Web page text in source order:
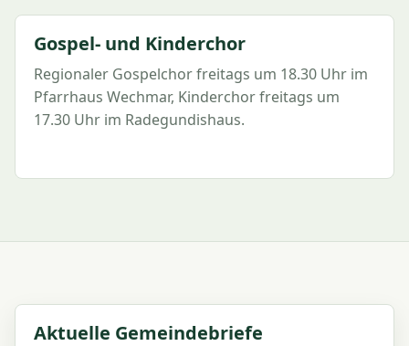
Gospel- und Kinderchor
Regionaler Gospelchor freitags um 18.30 Uhr im
Pfarrhaus Wechmar, Kinderchor freitags um
17.30 Uhr im Radegundishaus.
Aktuelle Gemeindebriefe